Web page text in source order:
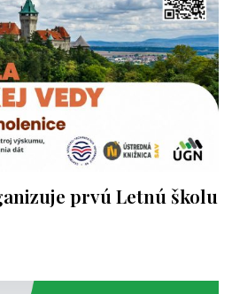
prvú Letnú školu